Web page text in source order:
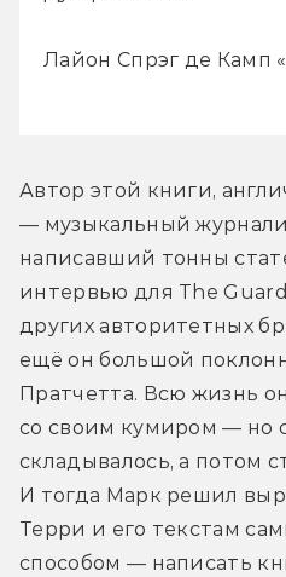
Лайон Спрэг де Камп
Автор этой книги,
— музыкальный
написавший тонны
интервью для The
других авторитетных
ещё он большой
Пратчетта. Всю жизнь
со своим кумиром — но
складывалось, а потом
И тогда Марк решил
Терри и его текстам
способом — написать